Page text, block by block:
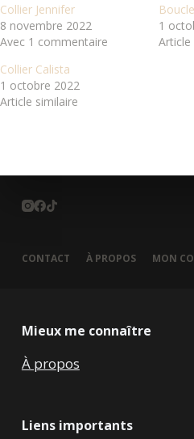
Collier Jennifer
8 novembre 2022
Avec 1 commentaire
1
Article
Collier Calista
1 octobre 2022
Article similaire
CONTACT À PROPOS MON
Mieux me connaître
À propos
Liens importants